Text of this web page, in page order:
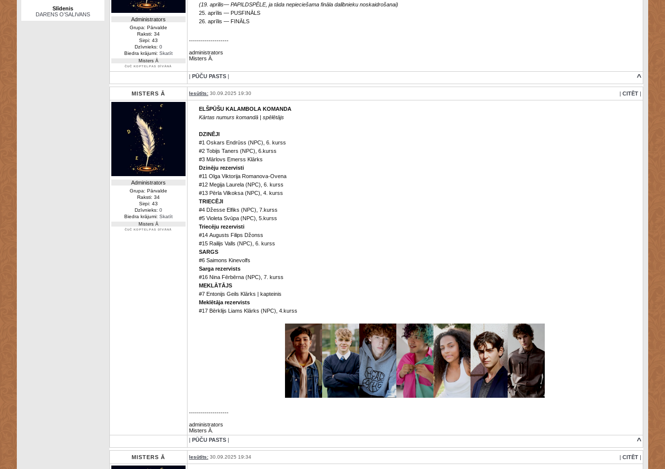
Slīdenis
DARENS O’SALIVANS
Administrators
Grupa: Pārvalde
Raksti: 34
Sirpi: 43
Dzīvnieks: 0
Biedra krājumi: Skatīt
Misters Ā
ČUČ KOPTELPAS DĪVĀNĀ
(19. aprīlis— PAPILDSPĒLE, ja tāda nepieciešama fināla dalībnieku noskaidrošanai)
25. aprīlis — PUSFINĀLS
26. aprīlis — FINĀLS
--------------------
administrators
Misters Ā.
| PŪČU PASTS| ^
MISTERS Ā Iesūtīts:30.09.2025 19:30 | CITĒT|
Administrators
Grupa: Pārvalde
Raksti: 34
Sirpi: 43
Dzīvnieks: 0
Biedra krājumi: Skatīt
Misters Ā
ČUČ KOPTELPAS DĪVĀNĀ
ELŠPŪŠU KALAMBOLA KOMANDA
Kārtas numurs komandā | spēlētājs
DZINĒJI
#1 Oskars Endrūss (NPC), 6. kurss
#2 Tobijs Taners (NPC), 6.kurss
#3 Mārlovs Emerss Klārks
Dzinēju rezervisti
#11 Olga Viktorija Romanova-Ovena
#12 Megija Laurela (NPC), 6. kurss
#13 Pērla Vilkoksa (NPC), 4. kurss
TRIECĒJI
#4 Džesse Elfiks (NPC), 7.kurss
#5 Violeta Svūpa (NPC), 5.kurss
Triecēju rezervisti
#14 Augusts Filips Džonss
#15 Railijs Valls (NPC), 6. kurss
SARGS
#6 Saimons Kinevolfs
Sarga rezervists
#16 Nina Fērbērna (NPC), 7. kurss
MEKLĀTĀJS
#7 Entonijs Geils Klārks | kapteinis
Meklētāja rezervists
#17 Bērklijs Liams Klārks (NPC), 4.kurss
--------------------
administrators
Misters Ā.
| PŪČU PASTS| ^
MISTERS Ā Iesūtīts:30.09.2025 19:34 | CITĒT|